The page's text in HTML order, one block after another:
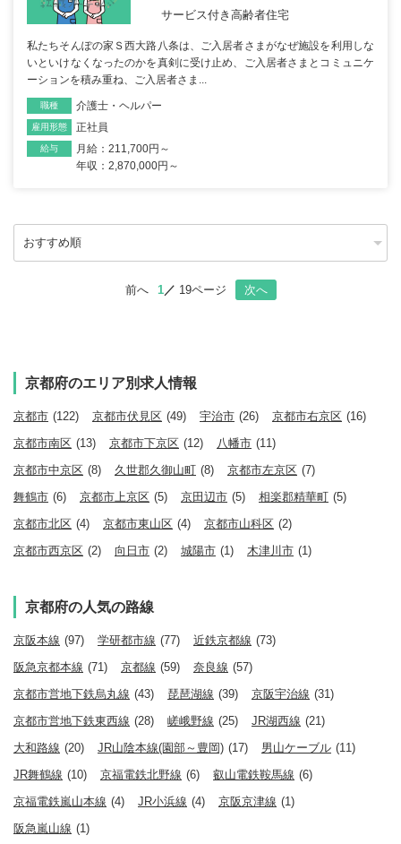
サービス付き高齢者住宅
私たちそんぽの家Ｓ西大路八条は、ご入居者さまがなぜ施設を利用しな
いといけなくなったのかを真剣に受け止め、ご入居者さまとコミュニケ
ーションを積み重ね、ご入居者さま...
職種 介護士・ヘルパー
雇用形態 正社員
給与
月給：211,700円～
年収：2,870,000円～
前へ 1 19ページ 次へ
京都府のエリア別求人情報
京都市 (122) 京都市伏見区 (49) 宇治市 (26) 京都市右京区 (16)
京都市南区 (13) 京都市下京区 (12) 八幡市 (11)
京都市中京区 (8) 久世郡久御山町 (8) 京都市左京区 (7)
舞鶴市 (6) 京都市上京区 (5) 京田辺市 (5) 相楽郡精華町 (5)
京都市北区 (4) 京都市東山区 (4) 京都市山科区 (2)
京都市西京区 (2) 向日市 (2) 城陽市 (1) 木津川市 (1)
京都府の人気の路線
京阪本線 (97) 学研都市線 (77) 近鉄京都線 (73)
阪急京都本線 (71) 京都線 (59) 奈良線 (57)
京都市営地下鉄烏丸線 (43) 琵琶湖線 (39) 京阪宇治線 (31)
京都市営地下鉄東西線 (28) 嵯峨野線 (25) JR湖西線 (21)
大和路線 (20) JR山陰本線(園部～豊岡) (17) 男山ケーブル (11)
JR舞鶴線 (10) 京福電鉄北野線 (6) 叡山電鉄鞍馬線 (6)
京福電鉄嵐山本線 (4) JR小浜線 (4) 京阪京津線 (1)
阪急嵐山線 (1)